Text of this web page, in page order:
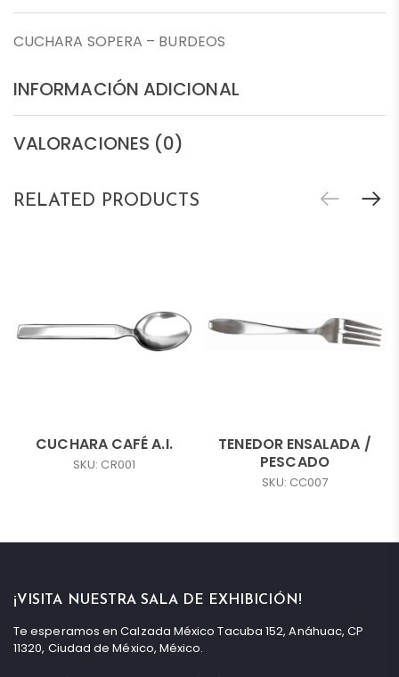
CUCHARA SOPERA – BURDEOS
INFORMACIÓN ADICIONAL
VALORACIONES (0)
RELATED PRODUCTS
CUCHARA CAFÉ A.I.
SKU: CR001
TENEDOR ENSALADA /
PESCADO
SKU: CC007
¡VISITA NUESTRA SALA DE EXHIBICIÓN!
Te esperamos en Calzada México Tacuba 152, Anáhuac, CP
11320, Ciudad de México, México.